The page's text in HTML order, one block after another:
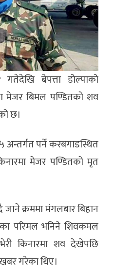
बेपत्ता डोल्पाको
मेजर बिमल पण्डितको शव
छ।
अन्तर्गत पर्ने करबगाडस्थित
मेजर पण्डितको मृत
जाने क्रममा मंगलबार बिहान
का परिमल भनिने शिवकमल
किनारमा शव देखेपछि
गरेका थिए।